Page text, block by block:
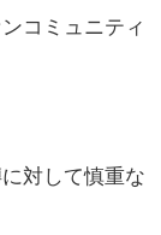
コミュニティ
対して慎重な